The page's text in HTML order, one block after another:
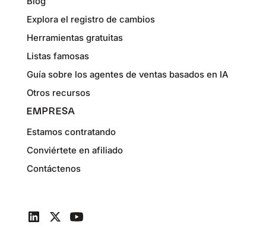
Explora el registro de cambios
Herramientas gratuitas
Listas famosas
Guía sobre los agentes de ventas basados en IA
Otros recursos
EMPRESA
Estamos contratando
Conviértete en afiliado
Contáctenos